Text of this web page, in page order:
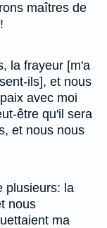
maîtres de
la frayeur [m'a
ils], et nous
avec moi
être qu'il sera
et nous nous
plusieurs: la
nous
ma